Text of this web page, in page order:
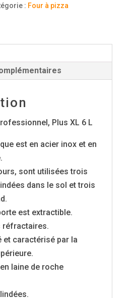
: Four à pizza
Plus XL 6 L
est en acier inox et en
sont utilisées trois
dans le sol et trois
est extractible.
réfractaires.
et caractérisé par la
laine de roche